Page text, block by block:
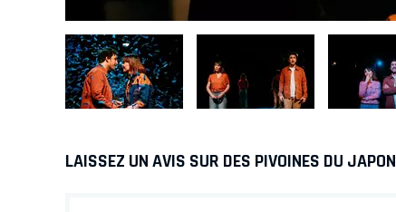
LAISSEZ UN AVIS SUR DES PIVOINES DU JAPON